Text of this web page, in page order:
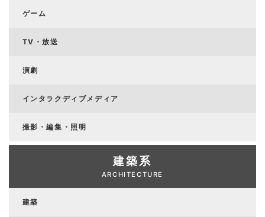
ゲーム
TV・放送
演劇
インタラクディブメディア
撮影・編集・照明
建築系
ARCHITECTURE
建築